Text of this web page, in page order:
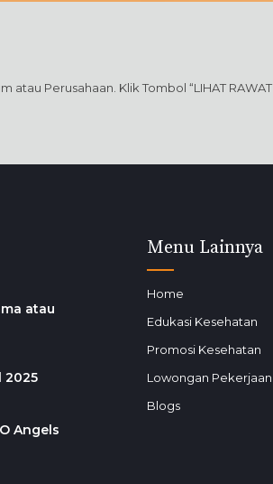
Perusahaan. Klik Tombol “LIHAT RAWAT
atau
2025
Angels
Menu Lainnya
Home
Edukasi Kesehatan
Promosi Kesehatan
Lowongan Pekerjaan
Blogs